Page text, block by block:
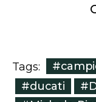
Tags:
#ducati